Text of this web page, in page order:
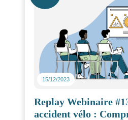
15/12/2023
Replay Webinaire
accident vélo :